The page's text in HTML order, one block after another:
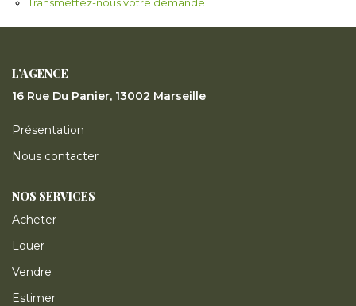
L'AGENCE
16 Rue Du Panier, 13002 Marseille
Présentation
Nous contacter
NOS SERVICES
Acheter
Louer
Vendre
Estimer